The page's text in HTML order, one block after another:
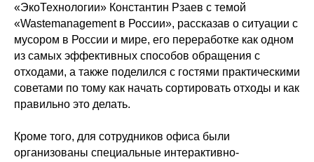
«ЭкоТехнологии» Константин Рзаев с темой
«Wastemanagement в России», рассказав о ситуации с
мусором в России и мире, его переработке как одном
из самых эффективных способов обращения с
отходами, а также поделился с гостями практическими
советами по тому как начать сортировать отходы и как
правильно это делать.
Кроме того, для сотрудников офиса были
организованы специальные интерактивно-